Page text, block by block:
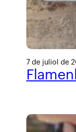
7 de juliol de